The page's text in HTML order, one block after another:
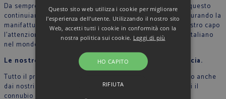
Da sempre crediamo nella filosofia del Made in Italy, per questo
continuiamo a produrre nel nostro stabilimento in Italia, curando la
manifattura tutte le fase di lavoro e riportando in ogni nostro capo
l’attenzione per il dettaglio che contraddistingue lo stile Italiano
nel mondo.
Le nostre sarte cuciono con mani esperte ogni camicia.
Tutto il processo di lavorazione sartoriale è supervisionato anche
dai nostri collaboratori, in modo che ogni capo rappresenti il
connubio perfetto tra qualità, originalità ed eleganza.
Questo sito web utilizza i cookie per migliorare
l'esperienza dell'utente. Utilizzando il nostro sito
Web, accetti tutti i cookie in conformità con la
nostra politica sui cookie. Leggi di più
HO CAPITO
RIFIUTA